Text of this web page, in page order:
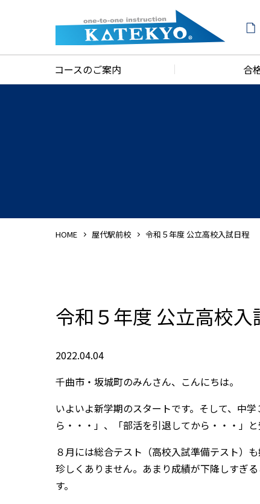
コースのご案内 合
HOME 屋代駅前校 令和５年度 公立高校入試日程
令和５年度 公立高校
2022.04.04
千曲市・坂城町のみんさん、こんにちは。
いよいよ新学期のスタートです。そして、中
ら・・・」、「部活を引退してから・・・」
８月には総合テスト（高校入試準備テスト）
珍しくありません。あまり成績が下降しすぎ
す。